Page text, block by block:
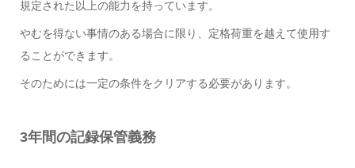
規定された以上の能力を持っています。
やむを得ない事情のある場合に限り、定格荷重を越えて使用す
ることができます。
そのためには一定の条件をクリアする必要があります。
3年間の記録保管義務